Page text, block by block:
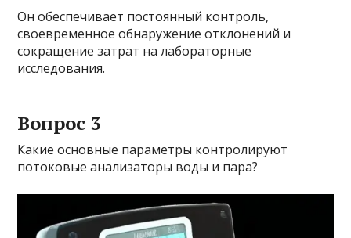
Он обеспечивает постоянный контроль,
своевременное обнаружение отклонений и
сокращение затрат на лабораторные
исследования.
Вопрос 3
Какие основные параметры контролируют
потоковые анализаторы воды и пара?